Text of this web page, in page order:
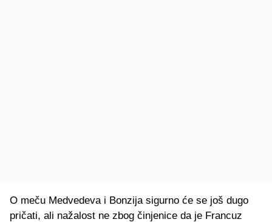
O meču Medvedeva i Bonzija sigurno će se još dugo
pričati, ali nažalost ne zbog činjenice da je Francuz